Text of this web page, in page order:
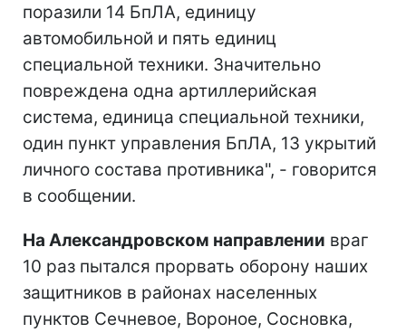
поразили 14 БпЛА, единицу
автомобильной и пять единиц
специальной техники. Значительно
повреждена одна артиллерийская
система, единица специальной техники,
один пункт управления БпЛА, 13 укрытий
личного состава противника", - говорится
в сообщении.
На Александровском направлении враг
10 раз пытался прорвать оборону наших
защитников в районах населенных
пунктов Сечневое, Вороное, Сосновка,